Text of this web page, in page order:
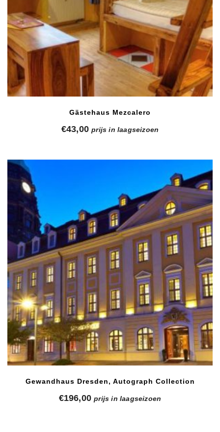
Gästehaus Mezcalero
€43,00 prijs in laagseizoen
Gewandhaus Dresden, Autograph Collection
€196,00 prijs in laagseizoen